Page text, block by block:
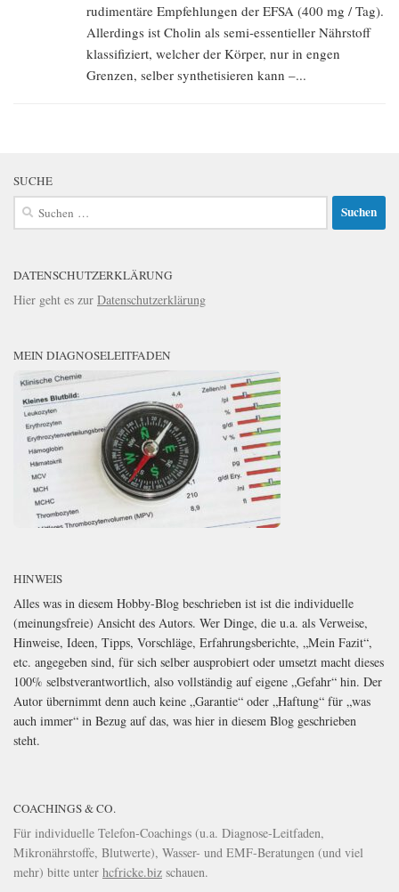
rudimentäre Empfehlungen der EFSA (400 mg / Tag).
Allerdings ist Cholin als semi-essentieller Nährstoff
klassifiziert, welcher der Körper, nur in engen
Grenzen, selber synthetisieren kann –...
SUCHE
Suchen
nach:
DATENSCHUTZERKLÄRUNG
Hier geht es zur Datenschutzerklärung
MEIN DIAGNOSELEITFADEN
HINWEIS
Alles was in diesem Hobby-Blog beschrieben ist ist die individuelle
(meinungsfreie) Ansicht des Autors. Wer Dinge, die u.a. als Verweise,
Hinweise, Ideen, Tipps, Vorschläge, Erfahrungsberichte, „Mein Fazit“,
etc. angegeben sind, für sich selber ausprobiert oder umsetzt macht dieses
100% selbstverantwortlich, also vollständig auf eigene „Gefahr“ hin. Der
Autor übernimmt denn auch keine „Garantie“ oder „Haftung“ für „was
auch immer“ in Bezug auf das, was hier in diesem Blog geschrieben
steht.
COACHINGS & CO.
Für individuelle Telefon-Coachings (u.a. Diagnose-Leitfaden,
Mikronährstoffe, Blutwerte), Wasser- und EMF-Beratungen (und viel
mehr) bitte unter hcfricke.biz schauen.